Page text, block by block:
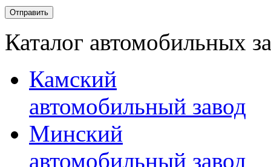
Каталог автомобильных
Камский
автомобильный завод
Минский
автомобильный завод